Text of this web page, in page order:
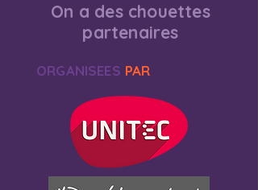
On a des chouettes
partenaires
ORGANISEES PAR